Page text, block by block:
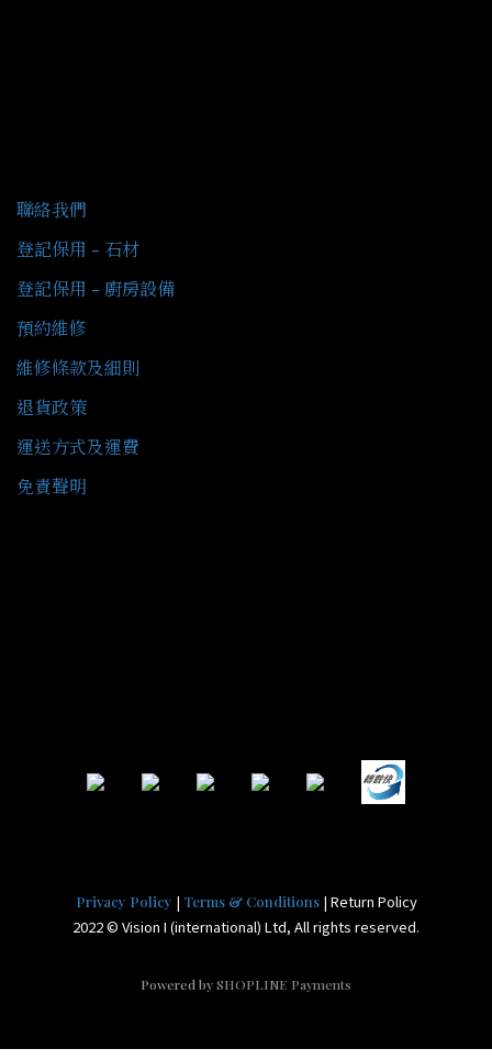
聯絡我們
登記保用 - 石材
登記保用 - 廚房設備
預約維修
維修條款及細則
退貨政策
運送方式及運費
免責聲明
Privacy Policy | Terms & Conditions| Return Policy
2022 © Vision I (international) Ltd, All rights reserved.
Powered bySHOPLINE Payments